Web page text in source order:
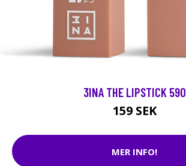
3INA THE LIPSTICK 590
159 SEK
MER INFO!